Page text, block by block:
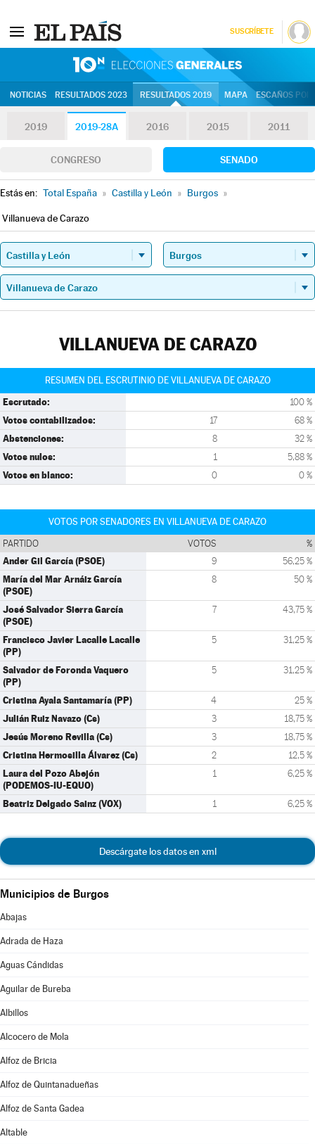
SUSCRÍBETE
NOTICIAS RESULTADOS 2023 RESULTADOS 2019 MAPA ESCAÑOS
2019 2019-28A 2016 2015 2011
CONGRESO SENADO
Estás en: Total España » Castilla y León » Burgos »
Villanueva de Carazo
VILLANUEVA DE CARAZO
RESUMEN DEL ESCRUTINIO DE VILLANUEVA DE CARAZO
Escrutado: 100 %
Votos contabilizados: 17 68 %
Abstenciones: 8 32 %
Votos nulos: 1 5,88 %
Votos en blanco: 0 0 %
VOTOS POR SENADORES EN VILLANUEVA DE CARAZO
PARTIDO VOTOS %
Ander Gil García (PSOE) 9 56,25 %
María del Mar Arnáiz García
(PSOE)
8 50 %
José Salvador Sierra García
(PSOE)
7 43,75 %
Francisco Javier Lacalle Lacalle
(PP)
5 31,25 %
Salvador de Foronda Vaquero
(PP)
5 31,25 %
Cristina Ayala Santamaría (PP) 4 25 %
Julián Ruiz Navazo (Cs) 3 18,75 %
Jesús Moreno Revilla (Cs) 3 18,75 %
Cristina Hermosilla Álvarez (Cs) 2 12,5 %
Laura del Pozo Abejón
(PODEMOS-IU-EQUO)
1 6,25 %
Beatriz Delgado Sainz (VOX) 1 6,25 %
Descárgate los datos en xml
Municipios de Burgos
Abajas
Adrada de Haza
Aguas Cándidas
Aguilar de Bureba
Albillos
Alcocero de Mola
Alfoz de Bricia
Alfoz de Quintanadueñas
Alfoz de Santa Gadea
Altable